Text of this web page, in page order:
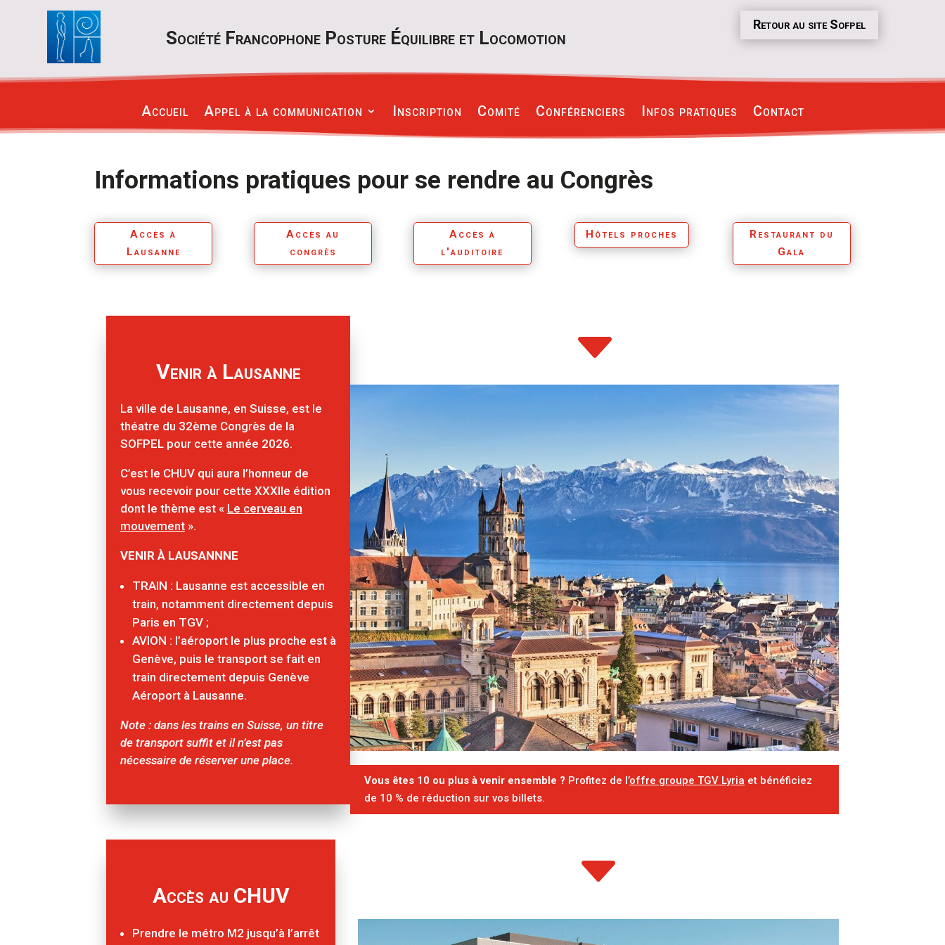
Société Francophone Posture Équilibre et Locomotion
Retour au site Sofpel
Accueil Appel à la communication Inscription Comité Conférenciers Infos pratiques Contact
Informations pratiques pour se rendre au Congrès
Accès à
Lausanne
Accès au
congrès
Accès à
l'auditoire
Hôtels proches
Restaurant du
Gala
Venir à Lausanne
La ville de Lausanne, en Suisse, est le
théatre du 32ème Congrès de la
SOFPEL pour cette année 2026.
C’est le CHUV qui aura l’honneur de
vous recevoir pour cette XXXIIe édition
dont le thème est « Le cerveau en
mouvement».
VENIR À LAUSANNNE
TRAIN : Lausanne est accessible en
train, notamment directement depuis
Paris en TGV ;
AVION : l’aéroport le plus proche est à
Genève, puis le transport se fait en
train directement depuis Genève
Aéroport à Lausanne.
Note : dans les trains en Suisse, un titre
de transport suffit et il n’est pas
nécessaire de réserver une place.
C
Vous êtes 10 ou plus à venir ensemble ? Profitez de l’offre groupe TGV Lyria et bénéficiez
de 10 % de réduction sur vos billets.
Accès au CHUV
Prendre le métro M2 jusqu’à l’arrêt
C